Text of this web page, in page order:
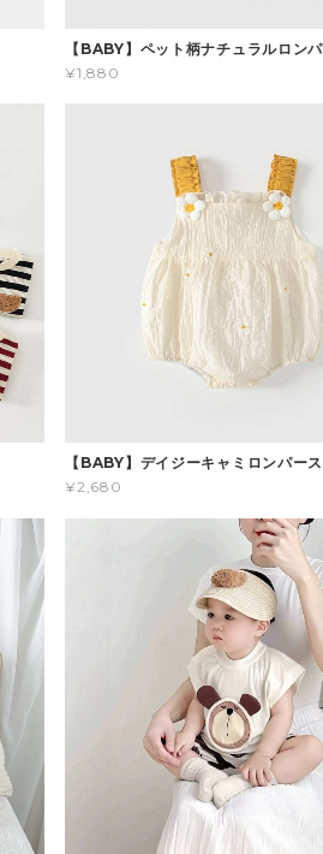
【BABY】ペット柄ナチュラルロン
¥1,880
【BABY】デイジーキャミロンパース
¥2,680